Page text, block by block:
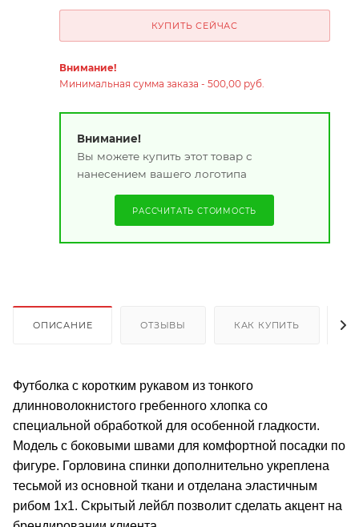
КУПИТЬ СЕЙЧАС
Внимание!
Минимальная сумма заказа - 500,00 руб.
Внимание!
Вы можете купить этот товар с
нанесением вашего логотипа
РАССЧИТАТЬ СТОИМОСТЬ
ОПИСАНИЕ ОТЗЫВЫ КАК КУПИТЬ
Футболка с коротким рукавом из тонкого
длинноволокнистого гребенного хлопка со
специальной обработкой для особенной гладкости.
Модель с боковыми швами для комфортной посадки по
фигуре. Горловина спинки дополнительно укреплена
тесьмой из основной ткани и отделана эластичным
рибом 1х1. Скрытый лейбл позволит сделать акцент на